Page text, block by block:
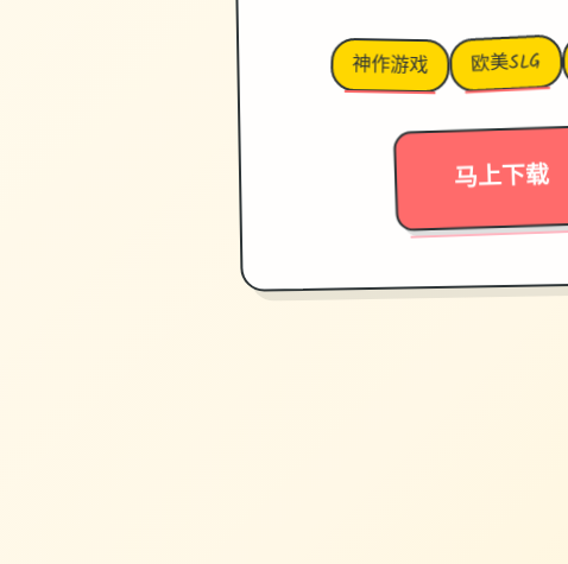
神作游戏 欧美SLG
马上下载